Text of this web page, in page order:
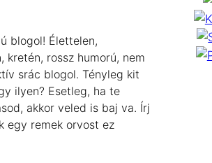
blogol! Élettelen,
kretén, rossz humorú, nem
srác blogol. Tényleg kit
ilyen? Esetleg, ha te
akkor veled is baj va. Írj
egy remek orvost ez